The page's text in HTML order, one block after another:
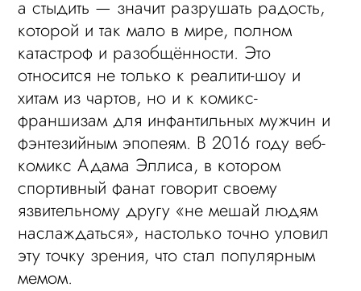
а стыдить — значит разрушать радость,
которой и так мало в мире, полном
катастроф и разобщённости. Это
относится не только к реалити-шоу и
хитам из чартов, но и к комикс-
франшизам для инфантильных мужчин и
фэнтезийным эпопеям. В 2016 году веб-
комикс Адама Эллиса, в котором
спортивный фанат говорит своему
язвительному другу «не мешай людям
наслаждаться», настолько точно уловил
эту точку зрения, что стал популярным
мемом.